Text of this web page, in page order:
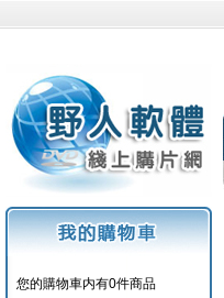
您的購物車内有0件商品